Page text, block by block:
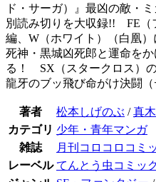
ド・サーガ）』最凶の敵・
別読み切りを大収録!! FE（
編、W（ホワイト）（白凰
死神・黒城凶死郎と運命を
る！ SX（スタークロス）
龍牙のブッ飛び命がけ決闘
著者 松本しげのぶ /真
カテゴリ 少年・青年マンガ
雑誌
月刊コロコロコミ
レーベル てんとう虫コミッ